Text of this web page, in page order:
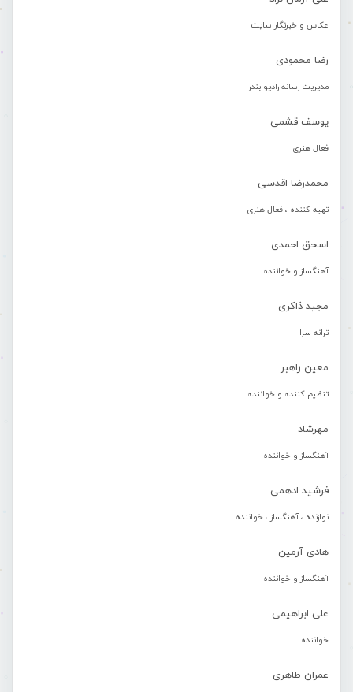
عکاس و خبرنگار سایت
رضا محمودی
مدیریت رسانه رادیو بندر
یوسف قشمی
فعال هنری
محمدرضا اقدسی
تهیه کننده ، فعال هنری
اسحق احمدی
آهنگساز و خواننده
مجید ذاکری
ترانه سرا
معین راهبر
تنظیم کننده و خواننده
مهرشاد
آهنگساز و خواننده
فرشید ادهمی
نوازنده ، آهنگساز ، خواننده
هادی آرمین
آهنگساز و خواننده
علی ابراهیمی
خواننده
عمران طاهری